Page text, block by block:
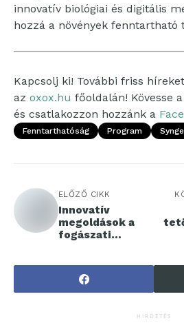
innovatív biológiai és digitális
hozzá a növények fenntartható
Kapcsolj ki! További friss
az oxox.hu főoldalán! Kövesse
és csatlakozzon hozzánk a
Fenntarthatóság Program
ELŐZŐ CIKK
Innovatív
megoldások a
fogászati
HIRDETÉS